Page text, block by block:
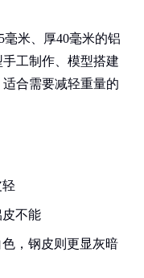
毫米、厚40毫米的铝
工制作、模型搭建
合需要减轻重量的
皮不能
，钢皮则更显灰暗